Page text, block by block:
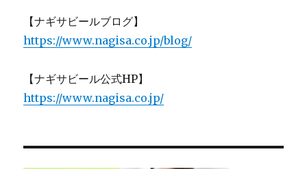
【ナギサビールブログ】
https://www.nagisa.co.jp/blog/
【ナギサビール公式HP】
https://www.nagisa.co.jp/